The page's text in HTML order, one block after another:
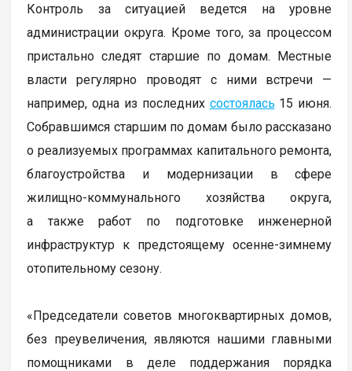
Контроль за ситуацией ведется на уровне
администрации округа. Кроме того, за процессом
пристально следят старшие по домам. Местные
власти регулярно проводят с ними встречи —
например, одна из последних состоялась 15 июня.
Собравшимся старшим по домам было рассказано
о реализуемых программах капитального ремонта,
благоустройства и модернизации в сфере
жилищно-коммунального хозяйства округа,
а также работ по подготовке инженерной
инфраструктур к предстоящему осенне-зимнему
отопительному сезону.
«Председатели советов многоквартирных домов,
без преувеличения, являются нашими главными
помощниками в деле поддержания порядка